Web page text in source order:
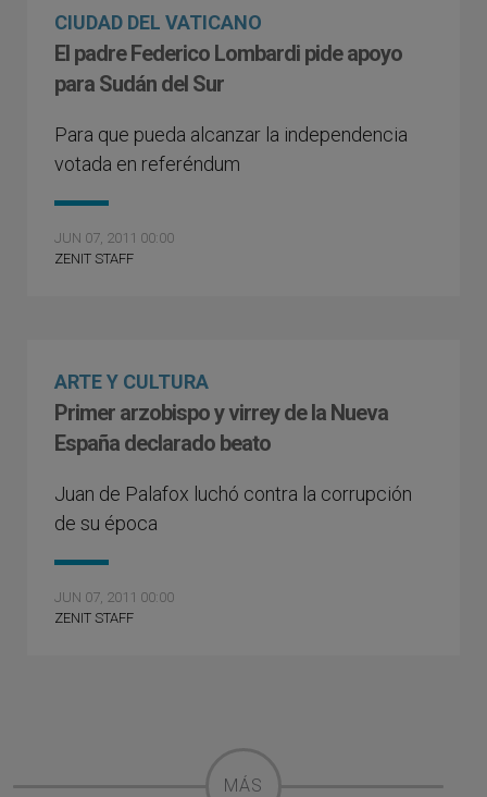
CIUDAD DEL VATICANO
El padre Federico Lombardi pide apoyo
para Sudán del Sur
Para que pueda alcanzar la independencia
votada en referéndum
JUN 07, 2011 00:00
ZENIT STAFF
ARTE Y CULTURA
Primer arzobispo y virrey de la Nueva
España declarado beato
Juan de Palafox luchó contra la corrupción
de su época
JUN 07, 2011 00:00
ZENIT STAFF
MÁS